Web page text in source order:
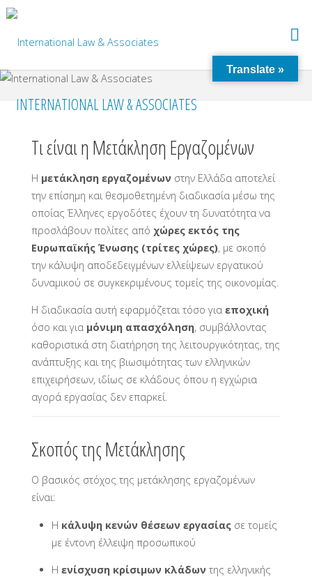
INTERNATIONAL LAW & ASSOCIATES
Τι είναι η Μετάκληση Εργαζομένων
Η μετάκληση εργαζομένωνστην Ελλάδα αποτελεί
την επίσημη και θεσμοθετημένη διαδικασία μέσω της
οποίας Έλληνες εργοδότες έχουν τη δυνατότητα να
προσλάβουν πολίτες από χώρες εκτός της
Ευρωπαϊκής Ένωσης (τρίτες χώρες), με σκοπό
την κάλυψη αποδεδειγμένων ελλείψεων εργατικού
δυναμικού σε συγκεκριμένους τομείς της οικονομίας.
Η διαδικασία αυτή εφαρμόζεται τόσο για εποχική
όσο και για μόνιμη απασχόληση, συμβάλλοντας
καθοριστικά στη διατήρηση της λειτουργικότητας, της
ανάπτυξης και της βιωσιμότητας των ελληνικών
επιχειρήσεων, ιδίως σε κλάδους όπου η εγχώρια
αγορά εργασίας δεν επαρκεί.
Σκοπός της Μετάκλησης
Ο βασικός στόχος της μετάκλησης εργαζομένων
είναι:
Η κάλυψη κενών θέσεων εργασίαςσε τομείς
με έντονη έλλειψη προσωπικού
Η ενίσχυση κρίσιμων κλάδωντης ελληνικής
Translate »